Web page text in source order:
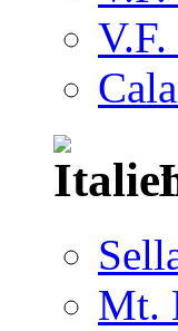
V.F.
Mt.